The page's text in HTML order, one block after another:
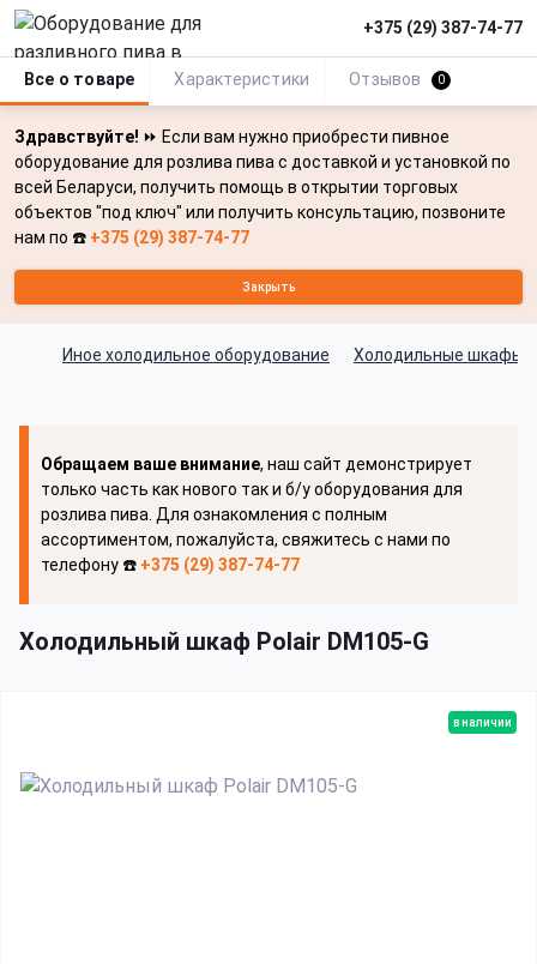
Здравствуйте! ⏩ Если вам нужно приобрести пивное
оборудование для розлива пива с доставкой и установкой по
всей Беларуси, получить помощь в открытии торговых
объектов "под ключ" или получить консультацию, позвоните
нам по ☎️ +375 (29) 387-74-77
Закрыть
+375 (29) 387-74-77
Иное холодильное оборудование Холодильные шкафы
Обращаем ваше внимание, наш сайт демонстрирует
только часть как нового так и б/у оборудования для
розлива пива. Для ознакомления с полным
ассортиментом, пожалуйста, свяжитесь с нами по
телефону ☎️ +375 (29) 387-74-77
Холодильный шкаф Polair DM105-G
Все о товаре Характеристики Отзывов 0
в наличии